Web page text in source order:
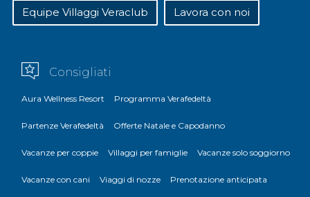
Equipe Villaggi Veraclub Lavora con noi
Consigliati
Aura Wellness Resort Programma Verafedeltà
Partenze Verafedeltà Offerte Natale e Capodanno
Vacanze per coppie Villaggi per famiglie Vacanze solo soggiorno
Vacanze con cani Viaggi di nozze Prenotazione anticipata